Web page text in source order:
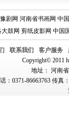
剧网 河南省书画网 中
鼓网 剪纸皮影网 中国
联系我们 客户服务
Copyright© 2011
地址： 河南
：0371-86663763 传真